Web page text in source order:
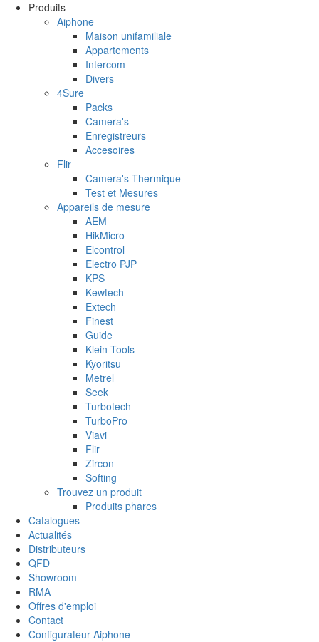
Aller au contenu principal
Produits
Aiphone
Maison unifamiliale
Appartements
Intercom
Divers
4Sure
Packs
Camera's
Enregistreurs
Accesoires
Flir
Camera's Thermique
Test et Mesures
Appareils de mesure
AEM
HikMicro
Elcontrol
Electro PJP
KPS
Kewtech
Extech
Finest
Guide
Klein Tools
Kyoritsu
Metrel
Seek
Turbotech
TurboPro
Viavi
Flir
Zircon
Softing
Trouvez un produit
Produits phares
Catalogues
Actualités
Distributeurs
QFD
Showroom
RMA
Offres d'emploi
Contact
Configurateur Aiphone